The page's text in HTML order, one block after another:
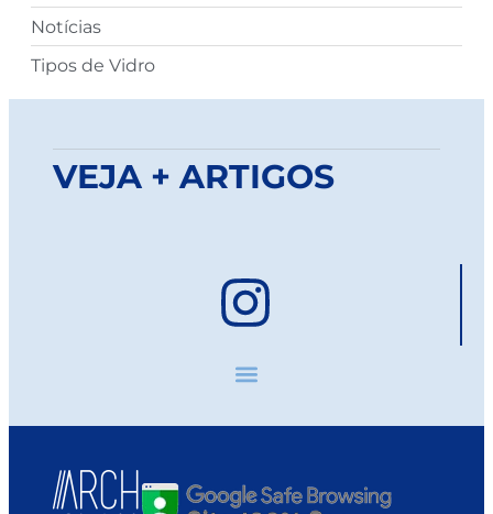
Notícias
Tipos de Vidro
VEJA + ARTIGOS